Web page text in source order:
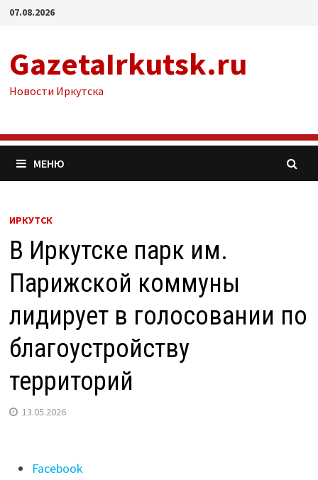
Перейти
07.08.2026
GazetaIrkutsk.ru
Новости Иркутска
МЕНЮ
ИРКУТСК
В Иркутске парк им.
Парижской коммуны
лидирует в голосовании по
благоустройству
территорий
13.05.2026
Поделиться
Facebook